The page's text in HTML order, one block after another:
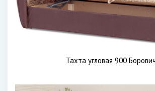
Тахта угловая 900